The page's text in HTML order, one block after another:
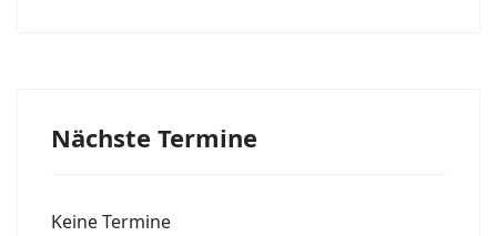
Nächste Termine
Keine Termine